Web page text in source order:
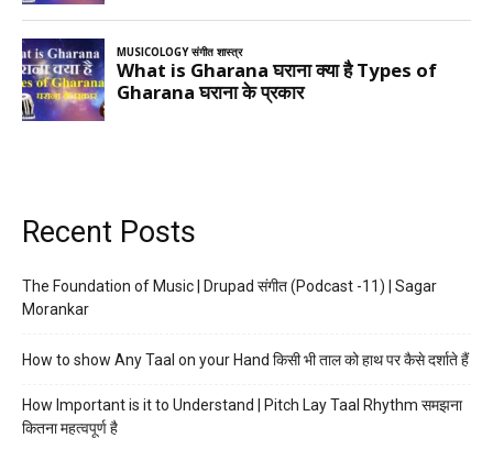
Recent Posts
The Foundation of Music | Drupad संगीत (Podcast -11) | Sagar
Morankar
How to show Any Taal on your Hand किसी भी ताल को हाथ पर कैसे दर्शाते हैं
How Important is it to Understand | Pitch Lay Taal Rhythm समझना
कितना महत्वपूर्ण है